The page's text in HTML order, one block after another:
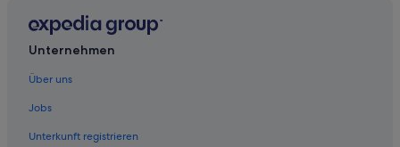
Aparthotels in San José
Unternehmen
Über uns
Jobs
Unterkunft registrieren